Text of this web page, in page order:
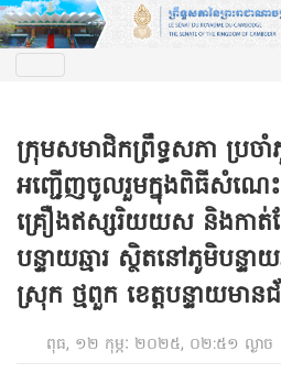
ក្រុមសមាជិកព្រឹទ្ធសភា ប្រច
អញ្ជើញចូលរួមក្នុងពិធីសំណ
គ្រឿងឥស្សរិយយស និងកាត់ខ្
បន្ទាយឆ្មារ ស្ថិតនៅភូមិបន្ទាយ
ស្រុក ថ្មពួក ខេត្តបន្ទាយមា
ពុធ, ១២ កុម្ភៈ ២០២៥, ០២:៥១ ល្ងាច